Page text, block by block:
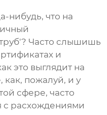
нибудь, что на
Часто слышишь
и
это выглядит на
как, пожалуй, и у
сфере, часто
с расхождениями